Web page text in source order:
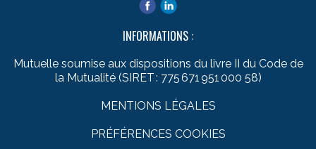
INFORMATIONS :
Mutuelle soumise aux dispositions du livre II du Code de
la Mutualité (SIRET : 775 671 951 000 58)
MENTIONS LÉGALES
PRÉFÉRENCES COOKIES